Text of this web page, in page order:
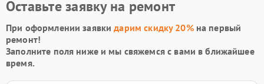
Оставьте заявку на ремонт
При оформлении заявкидарим скидку 20%на первый
ремонт!
Заполните поля ниже и мы свяжемся с вами в ближайшее
время.